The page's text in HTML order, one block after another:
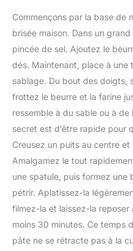
Commençons par la base de
brisée maison. Dans un
pincée de sel. Ajoutez le
dés. Maintenant, place à une
sablage. Du bout des doigts,
frottez le beurre et la farine
ressemble à du sable ou à
secret est d’être rapide pour
Creusez un puits au centre et
Amalgamez le tout
une spatule, puis formez une
pétrir. Aplatissez-la
filmez-la et laissez-la
moins 30 minutes. Ce temps
pâte ne se rétracte pas à la